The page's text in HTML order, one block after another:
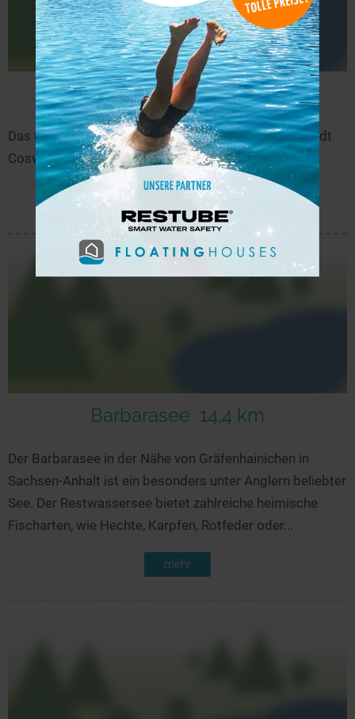
Flämingbad 13,3 km
Das Flämingbad ist ein Naturbad in der Nähe der Stadt
Coswig im Landkreis Wittenberg in Sachsen-Anhalt.
Barbarasee 14,4 km
Der Barbarasee in der Nähe von Gräfenhainichen in
Sachsen-Anhalt ist ein besonders unter Anglern beliebter
See. Der Restwassersee bietet zahlreiche heimische
Fischarten, wie Hechte, Karpfen, Rotfeder oder...
mehr